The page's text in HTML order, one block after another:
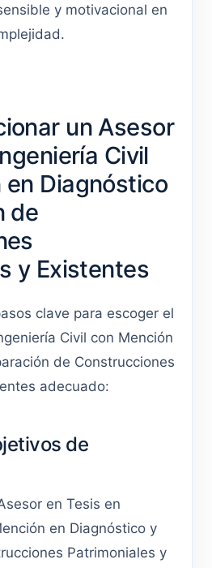
y motivacional en
un Asesor
Civil
en Diagnóstico
de
y Existentes
clave para escoger el
Civil con Mención
de Construcciones
adecuado:
de
en Tesis en
en Diagnóstico y
Patrimoniales y